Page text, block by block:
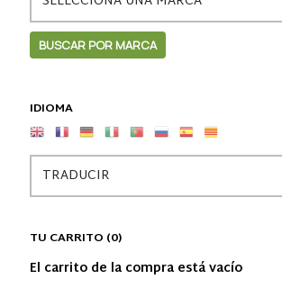
IDIOMA
TU CARRITO (0)
El carrito de la compra está vacío